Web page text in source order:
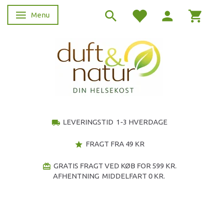
Skifte navigation
Menu
local_shipping LEVERINGSTID 1-3 HVERDAGE
star FRAGT FRA 49 KR
redeem GRATIS FRAGT VED KØB FOR 599 KR.
AFHENTNING MIDDELFART 0 KR.